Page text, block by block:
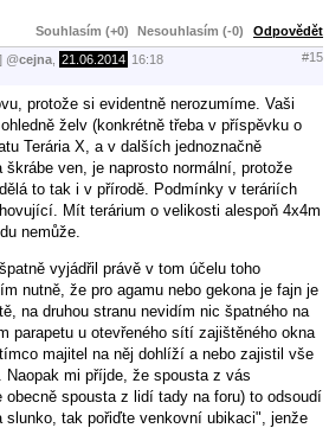
Souhlasím (+0) Nesouhlasím (-0) Odpovědět
@cejna 21.06.2014 16:18 #15
protože si evidentně nerozumíme. Vaši
želv (konkrétně třeba v příspěvku o
Terária X, a v dalších jednoznačně
ven, je naprosto normální, protože
to tak i v přírodě. Podmínky v teráriích
Mít terárium o velikosti alespoň 4x4m
nemůže.
vyjádřil právě v tom účelu toho
nutně, že pro agamu nebo gekona je fajn je
na druhou stranu nevidím nic špatného na
parapetu u otevřeného sítí zajištěného okna
majitel na něj dohlíží a nebo zajistil vše
mi příjde, že spousta z vás
spousta z lidí tady na foru) to odsoudí
tak pořiďte venkovní ubikaci", jenže